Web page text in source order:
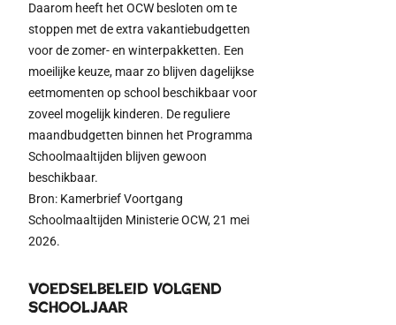
Daarom heeft het OCW besloten om te
stoppen met de extra vakantiebudgetten
voor de zomer- en winterpakketten. Een
moeilijke keuze, maar zo blijven dagelijkse
eetmomenten op school beschikbaar voor
zoveel mogelijk kinderen. De reguliere
maandbudgetten binnen het Programma
Schoolmaaltijden blijven gewoon
beschikbaar.
Bron: Kamerbrief Voortgang
Schoolmaaltijden Ministerie OCW, 21 mei
2026.
Voedselbeleid volgend
schooljaar